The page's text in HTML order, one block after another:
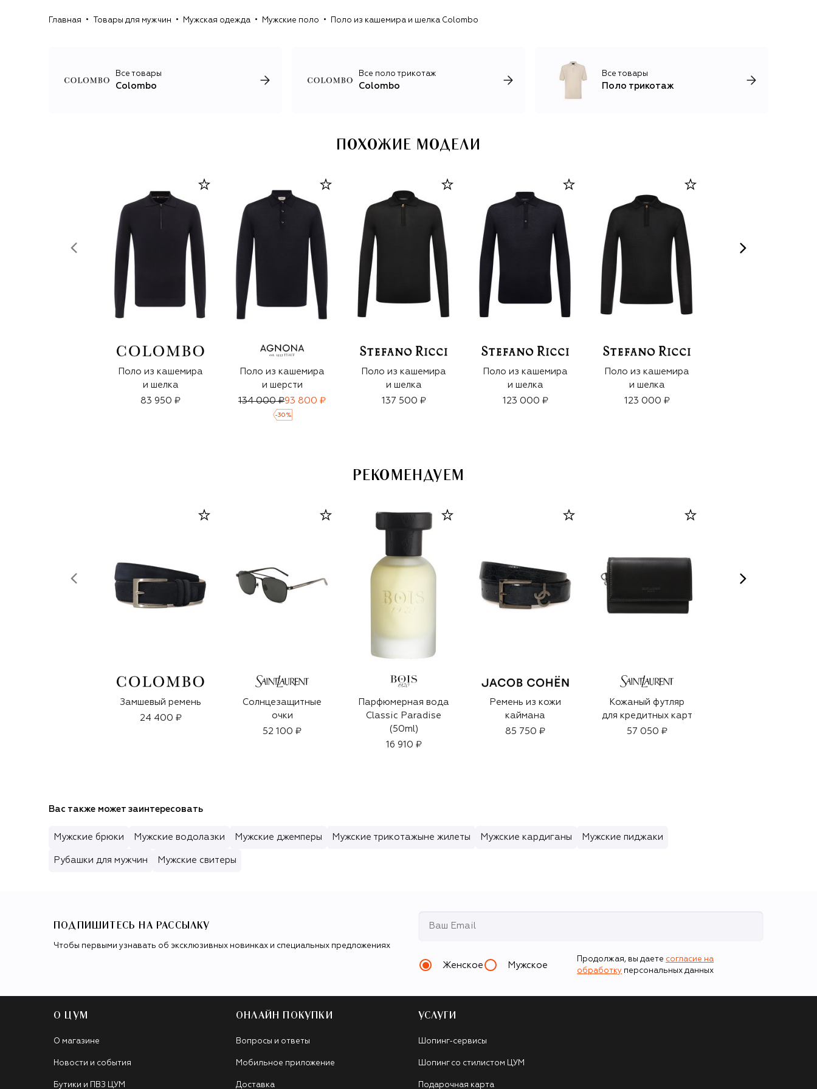
«медленной моды», делая ставку на вневременной
экологически ответственного бренда.
Главная Товары для мужчин Мужская одежда Мужские поло Поло из кашемира и шелка Colombo
Все товары
Colombo
Все поло трикотаж
Colombo
Все товары
Поло трикотаж
ПОХОЖИЕ МОДЕЛИ
Поло из кашемира
и шелка
83 950 ₽
Поло из кашемира
и шерсти
134 000 ₽93 800 ₽
-30 %
Поло из кашемира
и шелка
137 500 ₽
Поло из кашемира
и шелка
123 000 ₽
Поло из кашемира
и шелка
123 000 ₽
РЕКОМЕНДУЕМ
Замшевый ремень
24 400 ₽
Солнцезащитные
очки
52 100 ₽
Парфюмерная вода
Classic Paradise
(50ml)
16 910 ₽
Ремень из кожи
каймана
85 750 ₽
Кожаный футляр
для кредитных карт
57 050 ₽
Вас также может заинтересовать
Мужские брюки Мужские водолазки Мужские джемперы Мужские трикотажыне жилеты Мужские кардиганы Мужские пиджаки
Рубашки для мужчин Мужские свитеры
ПОДПИШИТЕСЬ НА РАССЫЛКУ
Чтобы первыми узнавать об эксклюзивных новинках и специальных предложениях
Женское Мужское
Продолжая, вы даете согласие на
обработку персональных данных
О ЦУМ
О магазине
Новости и события
Бутики и ПВЗ ЦУМ
ОНЛАЙН ПОКУПКИ
Вопросы и ответы
Мобильное приложение
Доставка
УСЛУГИ
Шопинг-сервисы
Шопинг со стилистом ЦУМ
Подарочная карта